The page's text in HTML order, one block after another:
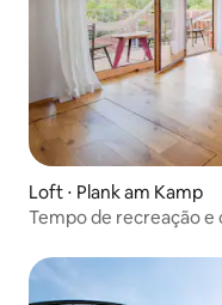
Loft ⋅ Plank am Kamp
Tempo de recreação e